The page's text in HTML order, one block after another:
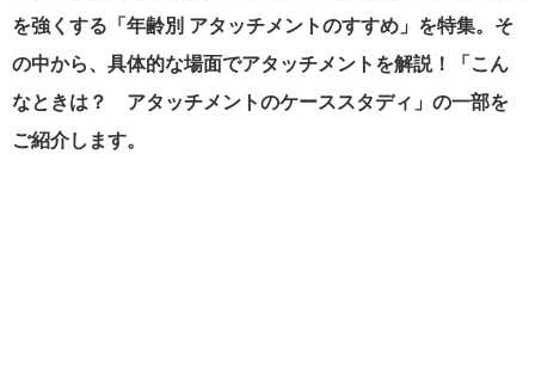
を強くする「年齢別 アタッチメントのすすめ」を特集。そ
の中から、具体的な場面でアタッチメントを解説！「こん
なときは？ アタッチメントのケーススタディ」の一部を
ご紹介します。